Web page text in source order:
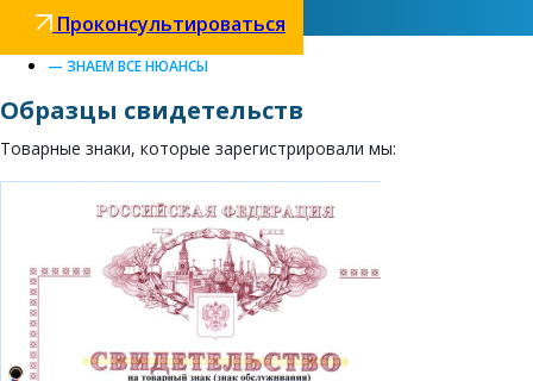
Проконсультироваться
— ЗНАЕМ ВСЕ НЮАНСЫ
Образцы свидетельств
Товарные знаки, которые зарегистрировали мы: